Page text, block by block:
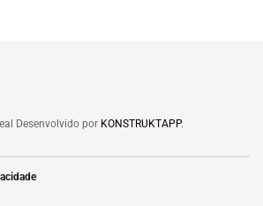
Desenvolvido por KONSTRUKTAPP.